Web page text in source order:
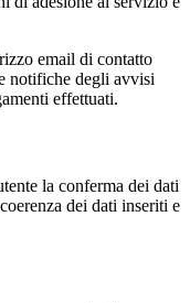
email di contatto
notifiche degli avvisi
effettuati.
la conferma dei dati
dei dati inseriti e